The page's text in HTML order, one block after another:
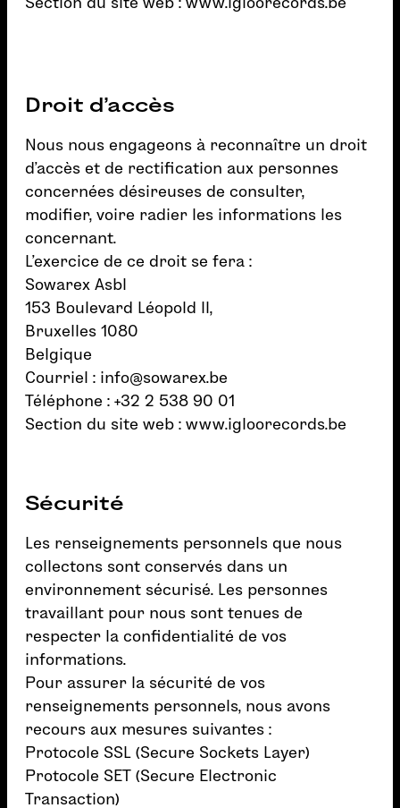
Droit d’accès
Nous nous engageons à reconnaître un droit
d’accès et de rectification aux personnes
concernées désireuses de consulter,
modifier, voire radier les informations les
concernant.
L’exercice de ce droit se fera :
Sowarex Asbl
153 Boulevard Léopold II,
Bruxelles 1080
Belgique
Courriel : info@sowarex.be
Téléphone : +32 2 538 90 01
Section du site web : www.igloorecords.be
Sécurité
Les renseignements personnels que nous
collectons sont conservés dans un
environnement sécurisé. Les personnes
travaillant pour nous sont tenues de
respecter la confidentialité de vos
informations.
Pour assurer la sécurité de vos
renseignements personnels, nous avons
recours aux mesures suivantes :
Protocole SSL (Secure Sockets Layer)
Protocole SET (Secure Electronic
Transaction)